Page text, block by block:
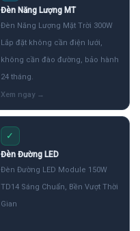
Đèn Năng Lượng MT
Đèn Năng Lượng Mặt Trời 300W
Lắp đặt không cần điện lưới,
không cần đào đường, bảo hành
24 tháng.
✓
Đèn Đường LED
Đèn Đường LED Module 150W
TD14 Sáng Chuẩn, Bền Vượt Thời
Gian